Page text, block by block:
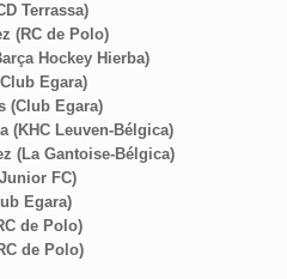
Terrassa)
(RC de Polo)
Hockey Hierba)
Egara)
(Club Egara)
(KHC Leuven-Bélgica)
(La Gantoise-Bélgica)
FC)
Egara)
de Polo)
de Polo)